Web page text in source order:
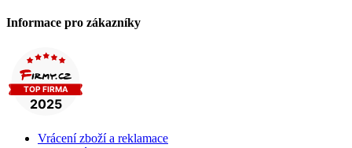
Informace pro zákazníky
Vrácení zboží a reklamace